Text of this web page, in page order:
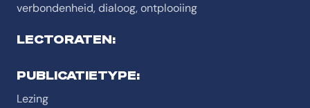
verbondenheid, dialoog, ontplooiing
LECTORATEN:
PUBLICATIETYPE:
Lezing